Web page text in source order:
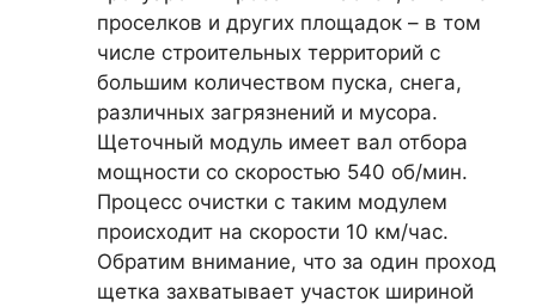
проселков и других площадок – в том
числе строительных территорий с
большим количеством пуска, снега,
различных загрязнений и мусора.
Щеточный модуль имеет вал отбора
мощности со скоростью 540 об/мин.
Процесс очистки с таким модулем
происходит на скорости 10 км/час.
Обратим внимание, что за один проход
щетка захватывает участок шириной